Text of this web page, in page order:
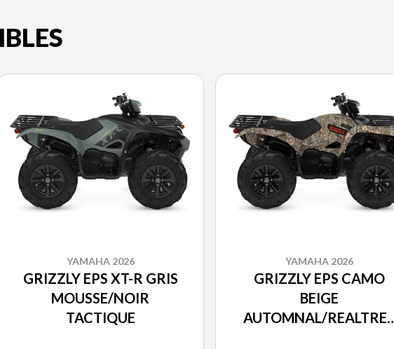
YAMAHA 2026
GRIZZLY EPS XT-R GRIS
MOUSSE/NOIR
TACTIQUE
YAMAHA 2026
GRIZZLY EPS CAMO
BEIGE
AUTOMNAL/REALTREE